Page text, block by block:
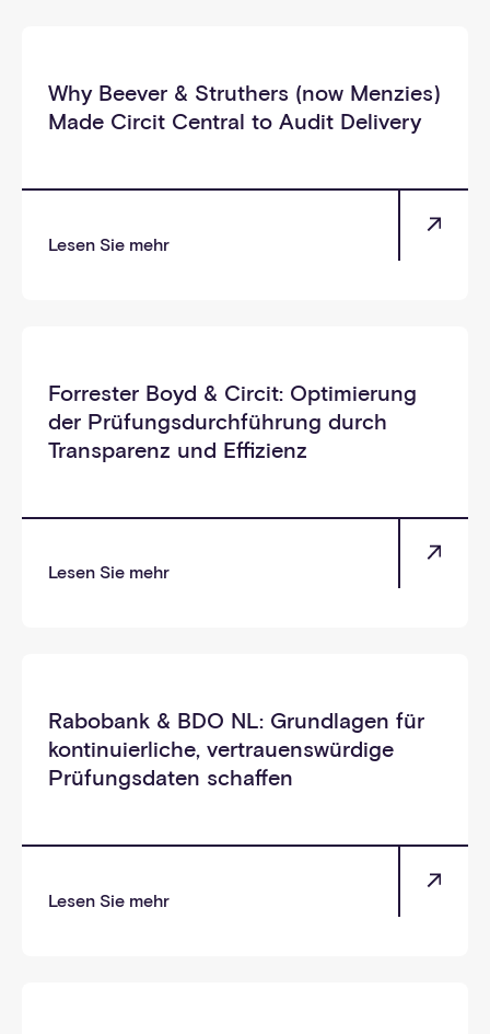
Why Beever & Struthers (now Menzies)
Made Circit Central to Audit Delivery
Lesen Sie mehr
Forrester Boyd & Circit: Optimierung
der Prüfungsdurchführung durch
Transparenz und Effizienz
Lesen Sie mehr
Rabobank & BDO NL: Grundlagen für
kontinuierliche, vertrauenswürdige
Prüfungsdaten schaffen
Lesen Sie mehr